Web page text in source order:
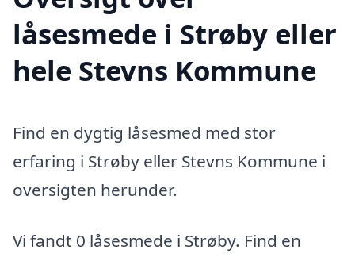
låsesmede i Strøby eller
hele Stevns Kommune
Find en dygtig låsesmed med stor
erfaring i Strøby eller Stevns Kommune i
oversigten herunder.
Vi fandt 0 låsesmede i Strøby. Find en